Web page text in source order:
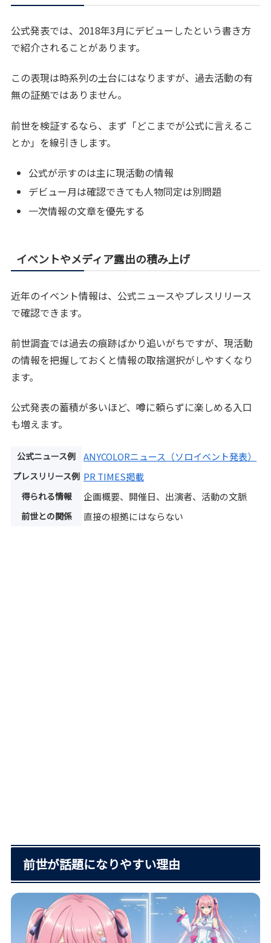
公式発表では、2018年3月にデビューしたという書き方
で紹介されることがあります。
この表現は時系列の土台にはなりますが、過去活動の有
無の証拠ではありません。
前世を検証するなら、まず「どこまでが公式に言えるこ
とか」を線引きします。
公式が示すのは主に現活動の情報
デビュー月は確認できても人物同定は別問題
一次情報の文章を優先する
イベントやメディア露出の積み上げ
近年のイベント情報は、公式ニュースやプレスリリース
で確認できます。
前世調査では過去の痕跡ばかり追いがちですが、現活動
の情報を把握しておくと情報の取捨選択がしやすくなり
ます。
公式発表の蓄積が多いほど、噂に頼らずに楽しめる入口
も増えます。
公式ニュース例 ANYCOLORニュース（ソロイベント発表）
プレスリリース例 PR TIMES掲載
得られる情報 企画概要、開催日、出演者、活動の文脈
前世との関係 直接の根拠にはならない
前世が話題になりやすい理由